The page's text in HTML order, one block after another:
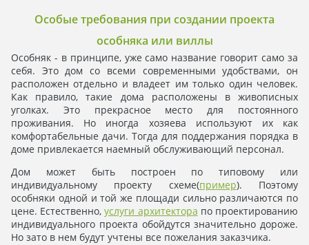
Особые требования при создании проекта
особняка или виллы
Особняк - в принципе, уже само название говорит само за
себя. Это дом со всеми современными удобствами, он
расположен отдельно и владеет им только один человек.
Как правило, такие дома расположены в живописных
уголках. Это прекрасное место для постоянного
проживания. Но иногда хозяева используют их как
комфортабельные дачи. Тогда для поддержания порядка в
доме привлекается наемный обслуживающий персонал.
Дом может быть построен по типовому или
индивидуальному проекту схеме(пример). Поэтому
особняки одной и той же площади сильно различаются по
цене. Естественно,услуги архитектора по проектированию
индивидуального проекта обойдутся значительно дороже.
Но зато в нем будут учтены все пожелания заказчика.